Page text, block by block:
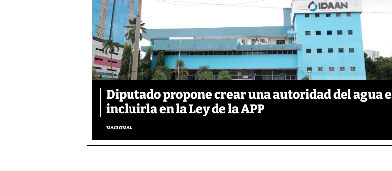
Diputado propone crear una autoridad del agua e
incluirla en la Ley de la APP
NACIONAL